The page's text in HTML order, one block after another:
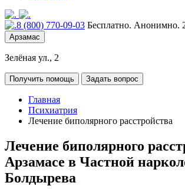
8 (800) 770-09-03 Бесплатно. Анонимно.
Арзамас
Зелёная ул., 2
Получить помощь Задать вопрос
Главная
Психиатрия
Лечение биполярного расстройства
Лечение биполярного
Арзамасе в Частной
Болдырева